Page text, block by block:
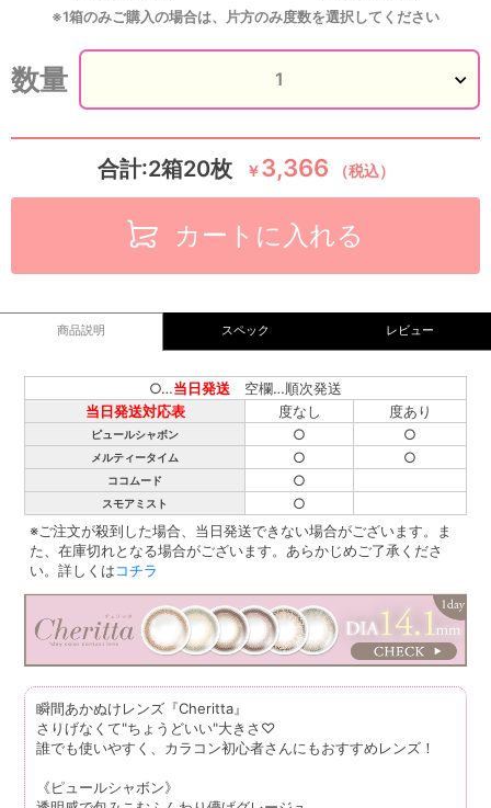
※1箱のみご購入の場合は、片方のみ度数を選択してください
数量
合計:2箱20枚 ￥3,366 （税込）
カートに入れる
商品説明 スペック レビュー
○…当日発送 空欄…順次発送
当日発送対応表
度なし 度あり
ピュールシャボン ○ ○
メルティータイム ○ ○
ココムード ○
スモアミスト
○
※ご注文が殺到した場合、当日発送できない場合がございます。ま
た、在庫切れとなる場合がございます。あらかじめご了承くださ
い。詳しくはコチラ
瞬間あかぬけレンズ『Cheritta』
さりげなくて"ちょうどいい"大きさ♡
誰でも使いやすく、カラコン初心者さんにもおすすめレンズ！
《ピュールシャボン》